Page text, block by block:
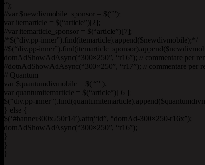
“);
//var $newdivmobile_sponsor = $(“”);
var itemarticle = $(“article”)[2];
//var itemarticle_sponsor = $(“article”)[7];
/*$(“div.pp-inner”).find(itemarticle).append($newdivmobile);*/
//$(“div.pp-
dotnAdShowAdAsync(“300×250”, “r16”); // commentare per
//dotnAdShowAdAsync(“300×250”, “r17”); // commentare per
// Quantum
var $quantumdivmobile = $( “” );
var quantumitemarticle = $(“article”)[ 6 ];
$(“div.pp-
} else {
$(‘#banner300x250r14’).attr(“id”, “dotnAd-300×250-r16x”);
dotnAdShowAdAsync(“300×250”, “r16”);
}
}
}